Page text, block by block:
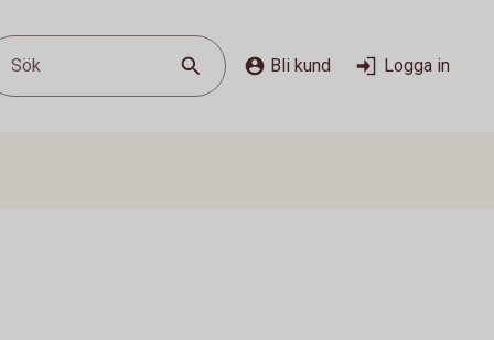
Sök Bli kund Logga in